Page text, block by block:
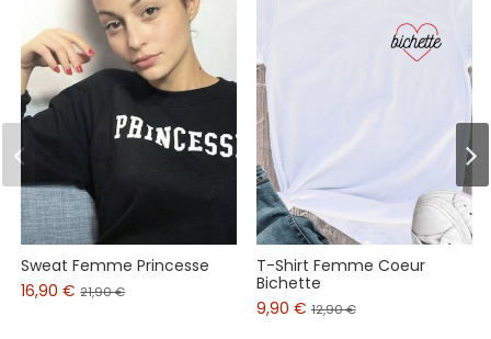
Sweat Femme Princesse
16,90 €21,90 €
T-Shirt Femme Coeur
Bichette
9,90 €12,90 €